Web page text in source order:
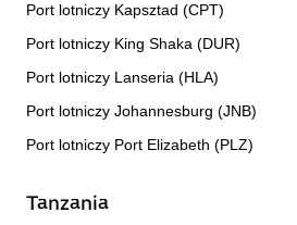
Port lotniczy Kapsztad (CPT)
Port lotniczy King Shaka (DUR)
Port lotniczy Lanseria (HLA)
Port lotniczy Johannesburg (JNB)
Port lotniczy Port Elizabeth (PLZ)
Tanzania